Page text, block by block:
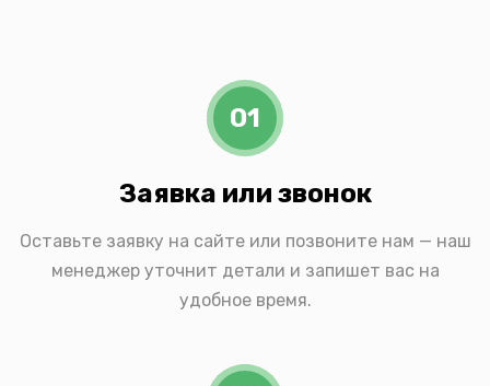
01
Заявка или звонок
Оставьте заявку на сайте или позвоните нам — наш
менеджер уточнит детали и запишет вас на
удобное время.